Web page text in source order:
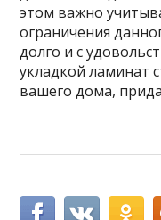
этом важно
ограничения
долго и с
укладкой ламинат
вашего дома,